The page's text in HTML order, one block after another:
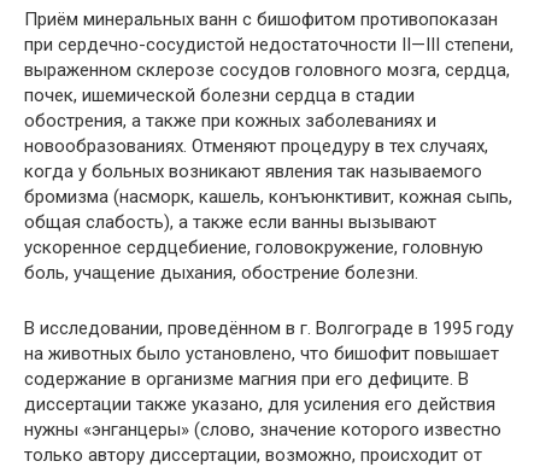
Приём минеральных ванн с бишофитом противопоказан
при сердечно-сосудистой недостаточности II—III степени,
выраженном склерозе сосудов головного мозга, сердца,
почек, ишемической болезни сердца в стадии
обострения, а также при кожных заболеваниях и
новообразованиях. Отменяют процедуру в тех случаях,
когда у больных возникают явления так называемого
бромизма (насморк, кашель, конъюнктивит, кожная сыпь,
общая слабость), а также если ванны вызывают
ускоренное сердцебиение, головокружение, головную
боль, учащение дыхания, обострение болезни.
В исследовании, проведённом в г. Волгограде в 1995 году
на животных было установлено, что бишофит повышает
содержание в организме магния при его дефиците. В
диссертации также указано, для усиления его действия
нужны «энганцеры» (слово, значение которого известно
только автору диссертации, возможно, происходит от